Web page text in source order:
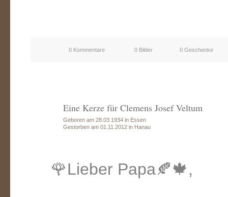
0 Kommentare 0 Bilder 0 Geschenke
Eine Kerze für Clemens Josef Veltum
Geboren am 28.03.1934 in Essen
Gestorben am 01.11.2012 in Hanau
🌹Lieber Papa🍂🍁,